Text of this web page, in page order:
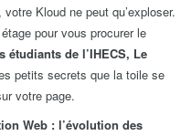
Kloud ne peut qu’exploser.
pour vous procurer le
étudiants de l’IHECS, Le
petits secrets que la toile se
votre page.
Web : l’évolution des